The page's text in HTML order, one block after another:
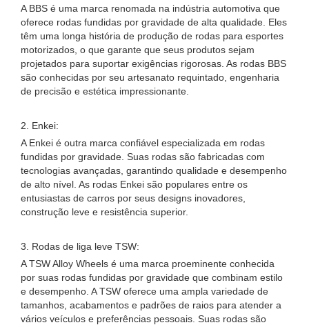
A BBS é uma marca renomada na indústria automotiva que
oferece rodas fundidas por gravidade de alta qualidade. Eles
têm uma longa história de produção de rodas para esportes
motorizados, o que garante que seus produtos sejam
projetados para suportar exigências rigorosas. As rodas BBS
são conhecidas por seu artesanato requintado, engenharia
de precisão e estética impressionante.
2. Enkei:
A Enkei é outra marca confiável especializada em rodas
fundidas por gravidade. Suas rodas são fabricadas com
tecnologias avançadas, garantindo qualidade e desempenho
de alto nível. As rodas Enkei são populares entre os
entusiastas de carros por seus designs inovadores,
construção leve e resistência superior.
3. Rodas de liga leve TSW:
A TSW Alloy Wheels é uma marca proeminente conhecida
por suas rodas fundidas por gravidade que combinam estilo
e desempenho. A TSW oferece uma ampla variedade de
tamanhos, acabamentos e padrões de raios para atender a
vários veículos e preferências pessoais. Suas rodas são